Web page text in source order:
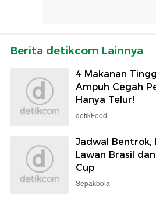
Berita detikcom Lainnya
4 Makanan
Ampuh Cegah
Hanya Telur!
detikFood
Jadwal Bentrok,
Lawan Brasil
Cup
Sepakbola